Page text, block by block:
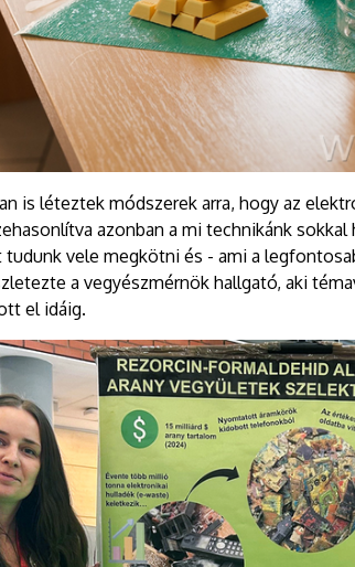
is léteztek módszerek arra, hogy az
azonban a mi technikánk
vele megkötni és - ami a
a vegyészmérnök hallgató, aki
el idáig.